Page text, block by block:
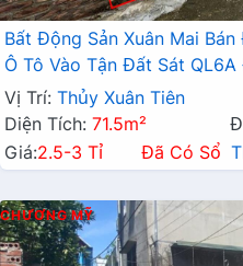
Bất Động Sản Xuân Mai
Ô Tô Vào Tận Đất Sát
Vị Trí: Thủy Xuân Tiên
Diện Tích: 71.5m²
Giá:2.5-3 Tỉ Đã Có Sổ
CHƯƠNG MỸ